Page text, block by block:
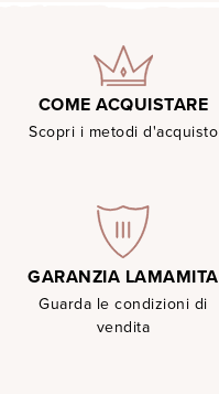
COME ACQUISTARE
Scopri i metodi d'acquisto
GARANZIA LAMAMITA
Guarda le condizioni di
vendita